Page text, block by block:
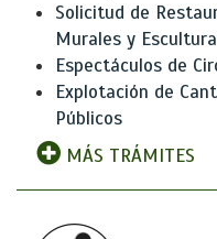
Solicitud de
Murales y
Espectáculos de
Explotación de
Públicos
MÁS TRÁMITES